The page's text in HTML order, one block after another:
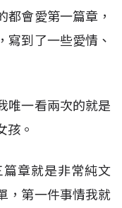
都會愛第一篇章，
寫到了一些愛情、
唯一看兩次的就是
孩。
篇章就是非常純文
，第一件事情我就